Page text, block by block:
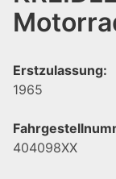
Erstzulassung:
1965
404098XX